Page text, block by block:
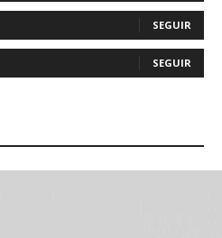
SEGUIR
SEGUIR